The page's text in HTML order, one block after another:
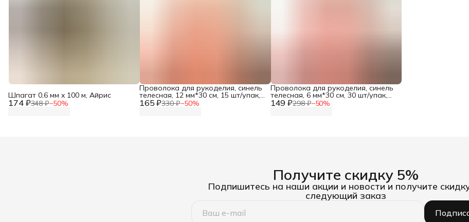
174 ₽348 ₽−50%
Шпагат 0,6 мм x 100 м, Айрис
165 ₽330 ₽−50%
Проволока для рукоделия, синель
телесная, 12 мм*30 см, 15 шт/упак,
Astra&Craft 149 ₽298 ₽−50%
Проволока для рукоделия, синель
телесная, 6 мм*30 см, 30 шт/упак,
Astra&Craft
Получите скидку 5%
Подпишитесь на наши акции и новости и получите
следующий заказ